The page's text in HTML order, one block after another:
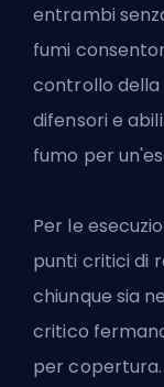
entrambi
fumi
controllo della
difensori e
fumo per
Per le
punti critici di
chiunque sia
critico
per